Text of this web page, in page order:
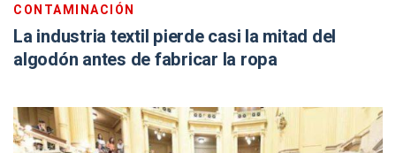
CONTAMINACIÓN
La industria textil pierde casi la mitad del
algodón antes de fabricar la ropa